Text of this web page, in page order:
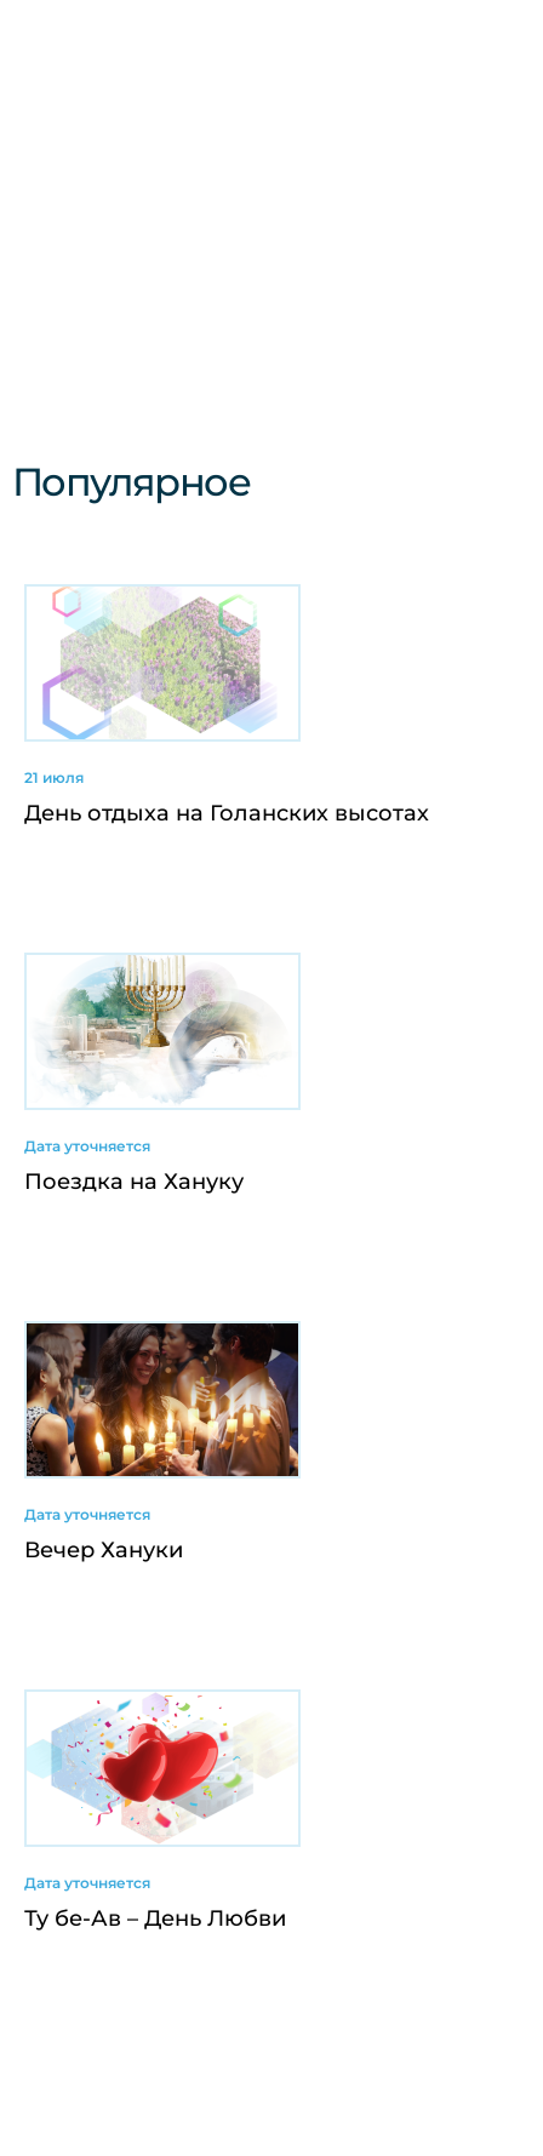
Популярное
21 июля
День отдыха на Голанских высотах
Дата уточняется
Поездка на Хануку
Дата уточняется
Вечер Хануки
Дата уточняется
Ту бе-Ав – День Любви